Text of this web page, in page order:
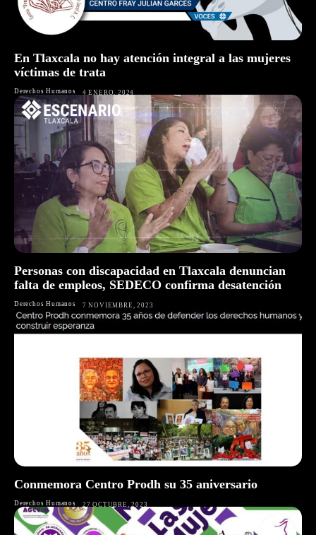
En Tlaxcala no hay atención integral a las mujeres
víctimas de trata
Derechos Humanos 4 ENERO, 2024
Personas con discapacidad en Tlaxcala denuncian
falta de empleos, SEDECO confirma desatención
Derechos Humanos 7 NOVIEMBRE, 2023
Conmemora Centro Prodh su 35 aniversario
Derechos Humanos 27 OCTUBRE, 2023